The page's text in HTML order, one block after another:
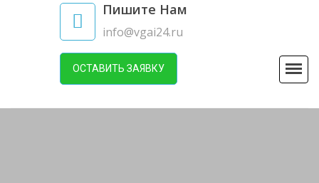
Пишите Нам
info@vgai24.ru
ОСТАВИТЬ ЗАЯВКУ